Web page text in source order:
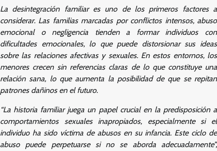
La desintegración familiar es uno de los primeros factores a
considerar. Las familias marcadas por conflictos intensos, abuso
emocional o negligencia tienden a formar individuos con
dificultades emocionales, lo que puede distorsionar sus ideas
sobre las relaciones afectivas y sexuales. En estos entornos, los
menores crecen sin referencias claras de lo que constituye una
relación sana, lo que aumenta la posibilidad de que se repitan
patrones dañinos en el futuro.
“La historia familiar juega un papel crucial en la predisposición a
comportamientos sexuales inapropiados, especialmente si el
individuo ha sido víctima de abusos en su infancia. Este ciclo de
abuso puede perpetuarse si no se aborda adecuadamente”,